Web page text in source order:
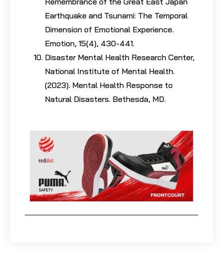
Earthquake and Tsunami: The Temporal
Dimension of Emotional Experience.
Emotion, 15(4), 430-441.
Disaster Mental Health Research Center,
National Institute of Mental Health.
(2023). Mental Health Response to
Natural Disasters. Bethesda, MD.